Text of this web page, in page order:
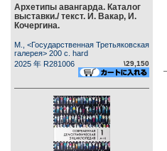
Архетипы авангарда. Каталог
выставки./ текст. И. Вакар, И.
Кочергина.
М., <Государственная Третьяковская
галерея> 200 c. hard
2025 年 R281006
\29,150